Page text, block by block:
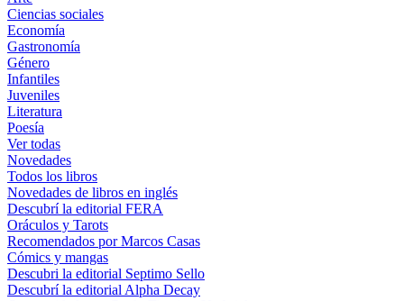
Ciencias sociales
Economía
Gastronomía
Género
Infantiles
Juveniles
Literatura
Poesía
Ver todas
Novedades
Todos los libros
Novedades de libros en inglés
Descubrí la editorial FERA
Oráculos y Tarots
Recomendados por Marcos Casas
Cómics y mangas
Descubri la editorial Septimo Sello
Descubrí la editorial Alpha Decay